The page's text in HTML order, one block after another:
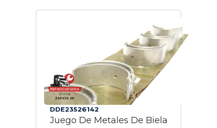
DDE23526142
Juego De Metales De Biela